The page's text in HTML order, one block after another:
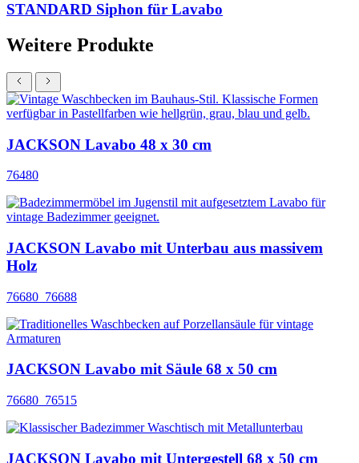
STANDARD Siphon für Lavabo
Weitere Produkte
JACKSON Lavabo 48 x 30 cm
76480
JACKSON Lavabo mit Unterbau aus massivem
Holz
76680_76688
JACKSON Lavabo mit Säule 68 x 50 cm
76680_76515
JACKSON Lavabo mit Untergestell 68 x 50 cm